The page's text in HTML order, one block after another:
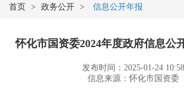
首页 > 政务公开 > 信息公开年报
怀化市国资委2024年度政府信息公
发布时间：2025-01-24 10:58
信息来源：怀化市国资委